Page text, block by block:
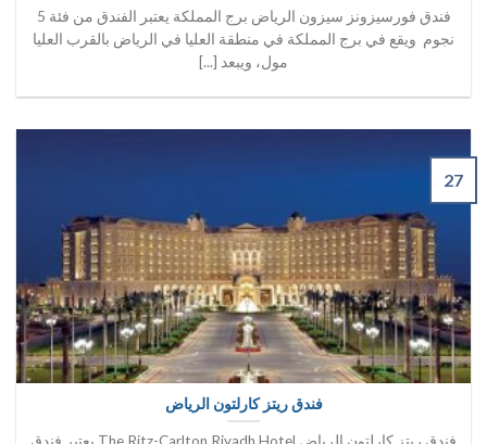
فندق فورسيزونز سيزون الرياض برج المملكة يعتبر الفندق من فئة 5
نجوم ويقع في برج المملكة في منطقة العليا في الرياض بالقرب العليا
مول، ويبعد [...]
فندق ريتز كارلتون الرياض
27